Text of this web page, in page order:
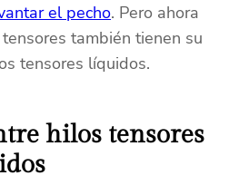
el pecho. Pero ahora
también tienen su
tensores líquidos.
hilos tensores